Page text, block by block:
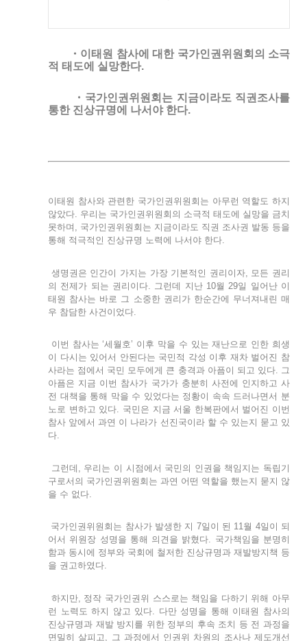
・이태원 참사에 대한 국가인권위원회의 소극
적 태도에 실망한다.
・국가인권위원회는 지금이라도 직권조사를
통한 진상규명에 나서야 한다.
이태원 참사와 관련한 국가인권위원회는 아무런 역할도 하지
않았다. 우리는 국가인권위원회의 소극적 태도에 실망을 금치
못하며, 국가인권위원회는 지금이라도 직권 조사권 발동 등을
통해 적극적인 진상규명 노력에 나서야 한다.
생명권은 인간이 가지는 가장 기본적인 권리이자, 모든 권리
의 전제가 되는 권리이다. 그런데 지난 10월 29일 일어난 이
태원 참사는 바로 그 소중한 권리가 한순간에 무너져내린 매
우 참담한 사건이었다.
이번 참사는 ‘세월호’ 이후 막을 수 있는 재난으로 인한 희생
이 다시는 있어서 안된다는 국민적 각성 이후 재차 벌어진 참
사라는 점에서 국민 모두에게 큰 충격과 아픔이 되고 있다. 그
아픔은 지금 이번 참사가 국가가 충분히 사전에 인지하고 사
전 대책을 통해 막을 수 있었다는 정황이 속속 드러나면서 분
노로 변하고 있다. 국민은 지금 서울 한복판에서 벌어진 이번
참사 앞에서 과연 이 나라가 선진국이라 할 수 있는지 묻고 있
다.
그런데, 우리는 이 시점에서 국민의 인권을 책임지는 독립기
구로서의 국가인권위원회는 과연 어떤 역할을 했는지 묻지 않
을 수 없다.
국가인권위원회는 참사가 발생한 지 7일이 된 11월 4일이 되
어서 위원장 성명을 통해 의견을 밝혔다. 국가책임을 분명히
함과 동시에 정부와 국회에 철저한 진상규명과 재발방지책 등
을 권고하였다.
하지만, 정작 국가인권위 스스로는 책임을 다하기 위해 아무
런 노력도 하지 않고 있다. 다만 성명을 통해 이태원 참사의
진상규명과 재발 방지를 위한 정부의 후속 조치 등 전 과정을
면밀히 살피고, 그 과정에서 인권위 차원의 조사나 제도개선